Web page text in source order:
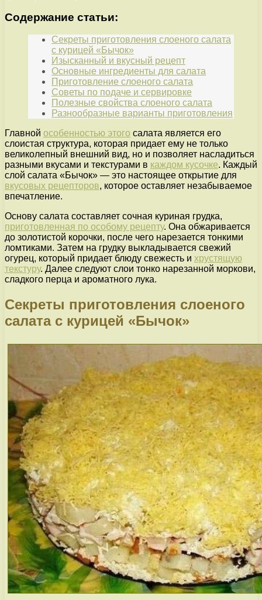
Содержание статьи:
Секреты приготовления слоеного салата
с курицей «Бычок»
Изысканный и вкусный рецепт
Основные ингредиенты для салата
Приготовление слоеного салата
Советы по подаче и сервировке
Полезные свойства слоеного салата
Разнообразные варианты приготовления
Главной особенностью этого салата является его
слоистая структура, которая придает ему не только
великолепный внешний вид, но и позволяет насладиться
разными вкусами и текстурами в каждом кусочке. Каждый
слой салата «Бычок» — это настоящее открытие для
вкусовых рецепторов, которое оставляет незабываемое
впечатление.
Основу салата составляет сочная куриная грудка,
приготовленная по особому рецепту. Она обжаривается
до золотистой корочки, после чего нарезается тонкими
ломтиками. Затем на грудку выкладывается свежий
огурец, который придает блюду свежесть и хрустящую
текстуру. Далее следуют слои тонко нарезанной моркови,
сладкого перца и ароматного лука.
Секреты приготовления слоеного
салата с курицей «Бычок»